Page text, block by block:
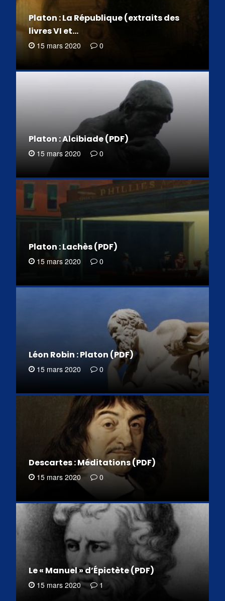
Platon : La République (extraits des
livres VI et…
15 mars 2020 0
Platon : Alcibiade (PDF)
15 mars 2020 0
Platon : Lachès (PDF)
15 mars 2020 0
Léon Robin : Platon (PDF)
15 mars 2020 0
Descartes : Méditations (PDF)
15 mars 2020 0
Le « Manuel » d’Épictète (PDF)
15 mars 2020 1